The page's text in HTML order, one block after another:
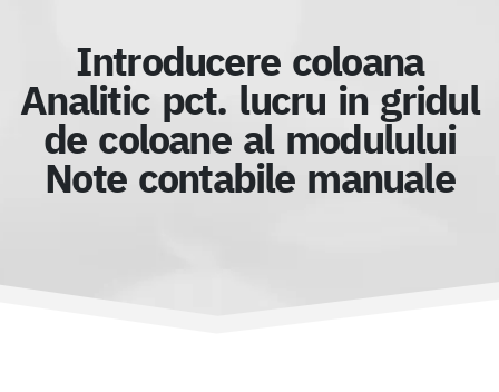
Introducere coloana
Analitic pct. lucru in gridul
de coloane al modulului
Note contabile manuale